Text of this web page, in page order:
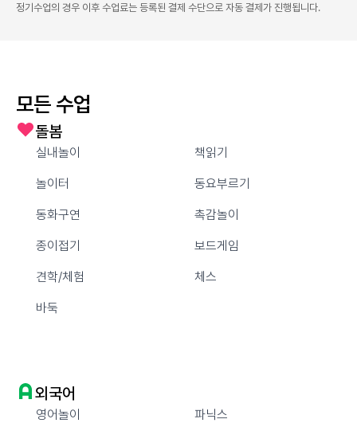
정기수업의 경우 이후 수업료는 등록된 결제 수단으로 자동 결제가 진행됩니다.
모든 수업
돌봄
실내놀이 책읽기
놀이터 동요부르기
동화구연 촉감놀이
종이접기 보드게임
견학/체험 체스
바둑
외국어
영어놀이 파닉스